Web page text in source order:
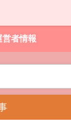
営者情報